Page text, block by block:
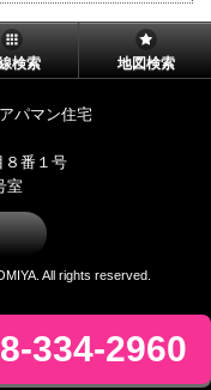
検索 地図検索
パマン住宅
８番１号
室
334-2960
All rights reserved.